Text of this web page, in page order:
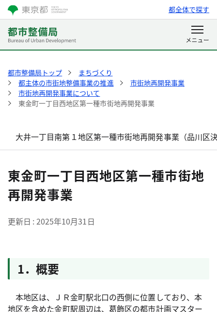
都全体で探す
都市整備局トップ
まちづくり
都主体の市街地整備事業の推進
市街地再開発事業
市街地再開発事業について
東金町一丁目西地区第一種市街地再開発事業
大井一丁目南第１地区第一種市街地再開発事業（品川区
東金町一丁目西地区第一種市街地
再開発事業
更新日 2025年10月31日
1．概要
本地区は、ＪＲ金町駅北口の西側に位置しており、本
地区を含めた金町駅周辺は、葛飾区の都市計画マスター